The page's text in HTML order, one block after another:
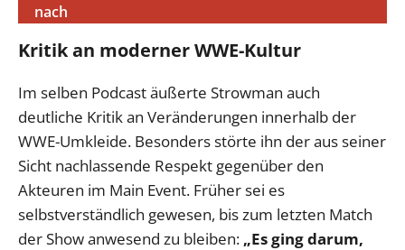
nach
Kritik an moderner WWE-Kultur
Im selben Podcast äußerte Strowman auch
deutliche Kritik an Veränderungen innerhalb der
WWE-Umkleide. Besonders störte ihn der aus seiner
Sicht nachlassende Respekt gegenüber den
Akteuren im Main Event. Früher sei es
selbstverständlich gewesen, bis zum letzten Match
der Show anwesend zu bleiben: „Es ging darum,